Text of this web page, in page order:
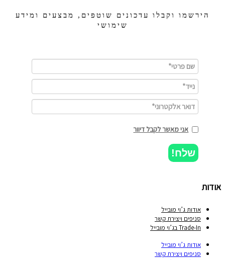
הירשמו וקבלו עדכונים שוטפים, מבצעים ומידע
שימושי
אני מאשר לקבל דיוור
שלח!
אודות
אודות ג’וי מובייל
סניפים ויצירת קשר
Trade-In בג’וי מובייל
אודות ג’וי מובייל
סניפים ויצירת קשר